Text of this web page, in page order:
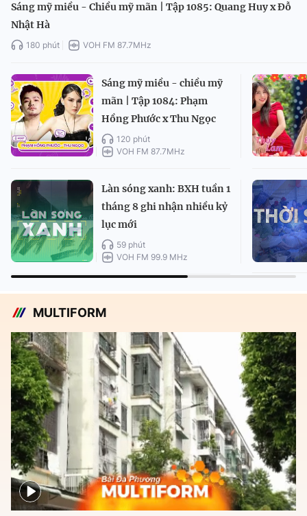
Sáng mỹ miều - Chiều mỹ mãn | Tập 1085: Quang Huy x Đỗ
Nhật Hà
180 phút VOH FM 87.7MHz
Sáng mỹ miều - chiều mỹ
mãn | Tập 1084: Phạm
Hồng Phước x Thu Ngọc
120 phút
VOH FM 87.7MHz
Làn sóng xanh: BXH tuần 1
tháng 8 ghi nhận nhiều kỷ
lục mới
59 phút
VOH FM 99.9 MHz
MULTIFORM